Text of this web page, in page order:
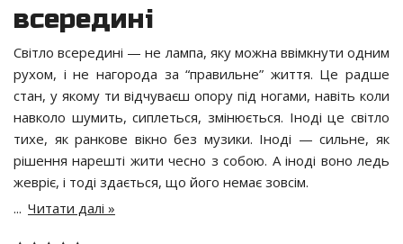
всередині
Світло всередині — не лампа, яку можна ввімкнути одним
рухом, і не нагорода за “правильне” життя. Це радше
стан, у якому ти відчуваєш опору під ногами, навіть коли
навколо шумить, сиплеться, змінюється. Іноді це світло
тихе, як ранкове вікно без музики. Іноді — сильне, як
рішення нарешті жити чесно з собою. А іноді воно ледь
жевріє, і тоді здається, що його немає зовсім.
... Читати далі »